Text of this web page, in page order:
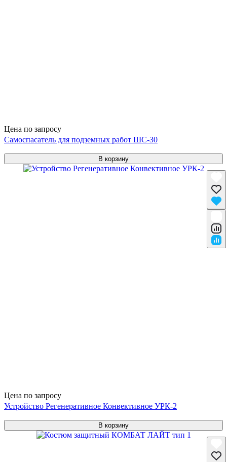
Цена по запросу
Самоспасатель для подземных работ ШС-30
В корзину
Цена по запросу
Устройство Регенеративное Конвективное УРК-2
В корзину